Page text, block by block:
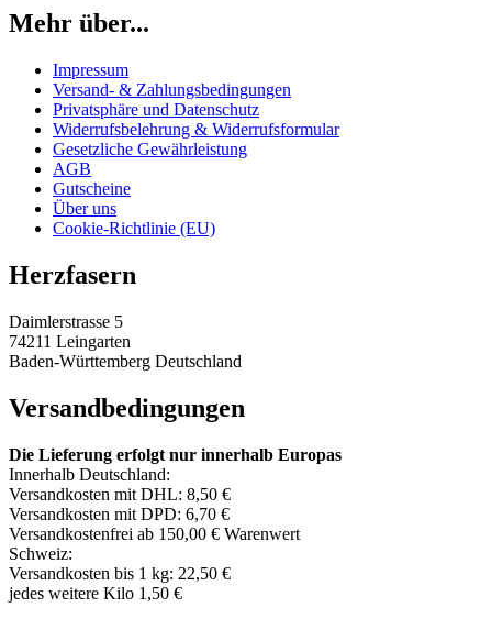
Mehr über...
Impressum
Versand- & Zahlungsbedingungen
Privatsphäre und Datenschutz
Widerrufsbelehrung & Widerrufsformular
Gesetzliche Gewährleistung
AGB
Gutscheine
Über uns
Cookie-Richtlinie (EU)
Herzfasern
Daimlerstrasse 5
74211 Leingarten
Baden-Württemberg Deutschland
Versandbedingungen
Die Lieferung erfolgt nur innerhalb Europas
Innerhalb Deutschland:
Versandkosten mit DHL: 8,50 €
Versandkosten mit DPD: 6,70 €
Versandkostenfrei ab 150,00 € Warenwert
Schweiz:
Versandkosten bis 1 kg: 22,50 €
jedes weitere Kilo 1,50 €